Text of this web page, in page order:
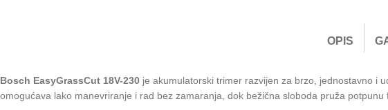
OPIS
Bosch EasyGrassCut 18V-230 je akumulatorski trimer razvijen za brzo, jednostavno i
omogućava lako manevriranje i rad bez zamaranja, dok bežična sloboda pruža potpunu